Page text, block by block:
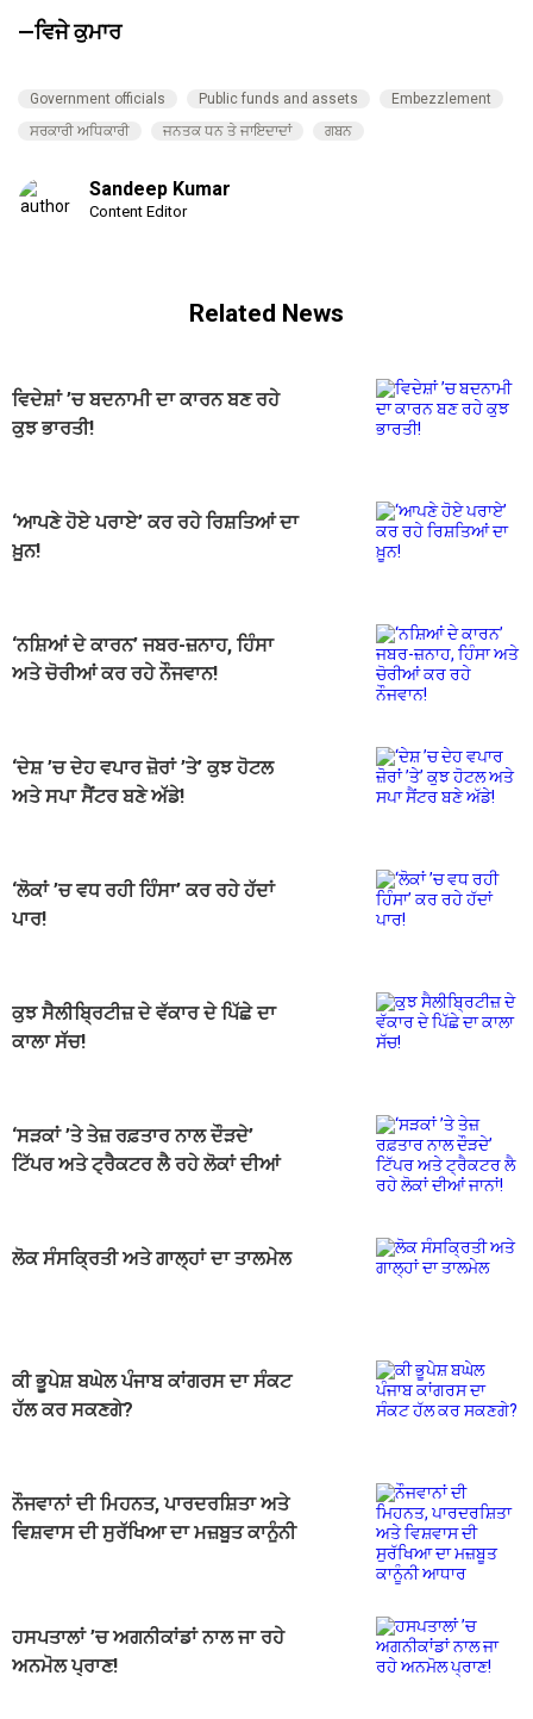
—ਵਿਜੇ ਕੁਮਾਰ
Government officials Public funds and assets
Embezzlement
ਸਰਕਾਰੀ ਅਧਿਕਾਰੀ
ਜਨਤਕ ਧਨ ਤੇ ਜਾਇਦਾਦਾਂ ਗਬਨ
Sandeep Kumar
Content Editor
Related News
ਵਿਦੇਸ਼ਾਂ ’ਚ ਬਦਨਾਮੀ ਦਾ ਕਾਰਨ ਬਣ ਰਹੇ
ਕੁਝ ਭਾਰਤੀ!
‘ਆਪਣੇ ਹੋਏ ਪਰਾਏ’ ਕਰ ਰਹੇ ਰਿਸ਼ਤਿਆਂ ਦਾ
ਖ਼ੂਨ!
‘ਨਸ਼ਿਆਂ ਦੇ ਕਾਰਨ’ ਜਬਰ-ਜ਼ਨਾਹ, ਹਿੰਸਾ
ਅਤੇ ਚੋਰੀਆਂ ਕਰ ਰਹੇ ਨੌਜਵਾਨ!
‘ਦੇਸ਼ ’ਚ ਦੇਹ ਵਪਾਰ ਜ਼ੋਰਾਂ ’ਤੇ’ ਕੁਝ ਹੋਟਲ
ਅਤੇ ਸਪਾ ਸੈਂਟਰ ਬਣੇ ਅੱਡੇ!
‘ਲੋਕਾਂ ’ਚ ਵਧ ਰਹੀ ਹਿੰਸਾ’ ਕਰ ਰਹੇ ਹੱਦਾਂ
ਪਾਰ!
ਕੁਝ ਸੈਲੀਬ੍ਰਿਟੀਜ਼ ਦੇ ਵੱਕਾਰ ਦੇ ਪਿੱਛੇ ਦਾ
ਕਾਲਾ ਸੱਚ!
‘ਸੜਕਾਂ ’ਤੇ ਤੇਜ਼ ਰਫ਼ਤਾਰ ਨਾਲ ਦੌੜਦੇ’
ਟਿੱਪਰ ਅਤੇ ਟ੍ਰੈਕਟਰ ਲੈ ਰਹੇ ਲੋਕਾਂ ਦੀਆਂ
ਲੋਕ ਸੰਸਕ੍ਰਿਤੀ ਅਤੇ ਗਾਲ੍ਹਾਂ ਦਾ ਤਾਲਮੇਲ
ਕੀ ਭੂਪੇਸ਼ ਬਘੇਲ ਪੰਜਾਬ ਕਾਂਗਰਸ ਦਾ ਸੰਕਟ
ਹੱਲ ਕਰ ਸਕਣਗੇ?
ਨੌਜਵਾਨਾਂ ਦੀ ਮਿਹਨਤ, ਪਾਰਦਰਸ਼ਿਤਾ ਅਤੇ
ਵਿਸ਼ਵਾਸ ਦੀ ਸੁਰੱਖਿਆ ਦਾ ਮਜ਼ਬੂਤ ਕਾਨੂੰਨੀ
ਹਸਪਤਾਲਾਂ ’ਚ ਅਗਨੀਕਾਂਡਾਂ ਨਾਲ ਜਾ ਰਹੇ
ਅਨਮੋਲ ਪ੍ਰਾਣ!